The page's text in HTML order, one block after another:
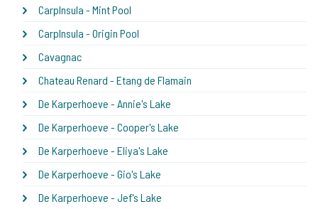
CarpInsula - Mint Pool
CarpInsula - Origin Pool
Cavagnac
Chateau Renard - Etang de Flamain
De Karperhoeve - Annie's Lake
De Karperhoeve - Cooper's Lake
De Karperhoeve - Eliya's Lake
De Karperhoeve - Gio's Lake
De Karperhoeve - Jef's Lake